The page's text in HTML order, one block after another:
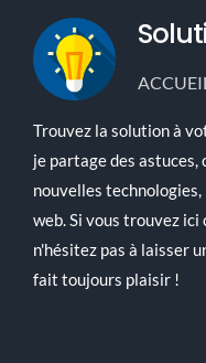
Trouvez la solution à
je partage des
nouvelles
web. Si vous trouvez
n'hésitez pas à laisser
fait toujours plaisir !